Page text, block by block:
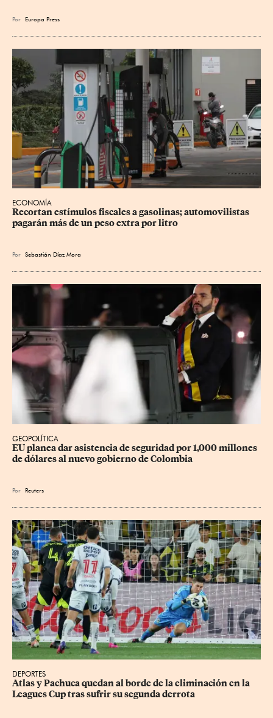
Por Europa Press
ECONOMÍA
Recortan estímulos fiscales a gasolinas; automovilistas
pagarán más de un peso extra por litro
Por Sebastián Díaz Mora
GEOPOLÍTICA
EU planea dar asistencia de seguridad por 1,000 millones
de dólares al nuevo gobierno de Colombia
Por Reuters
DEPORTES
Atlas y Pachuca quedan al borde de la eliminación en la
Leagues Cup tras sufrir su segunda derrota